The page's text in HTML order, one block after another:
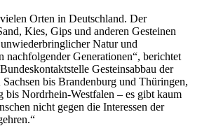
Orten in Deutschland. Der
Kies, Gips und anderen Gesteinen
Natur und
nachfolgender Generationen“, berichtet
Gesteinsabbau der
bis Brandenburg und Thüringen,
bis Nordrhein-Westfalen – es gibt kaum
nicht gegen die Interessen der